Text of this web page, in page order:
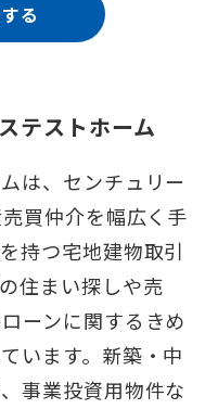
る
テストホーム
は、センチュリー
買仲介を幅広く手
持つ宅地建物取引
住まい探しや売
ーンに関するきめ
います。新築・中
事業投資用物件な